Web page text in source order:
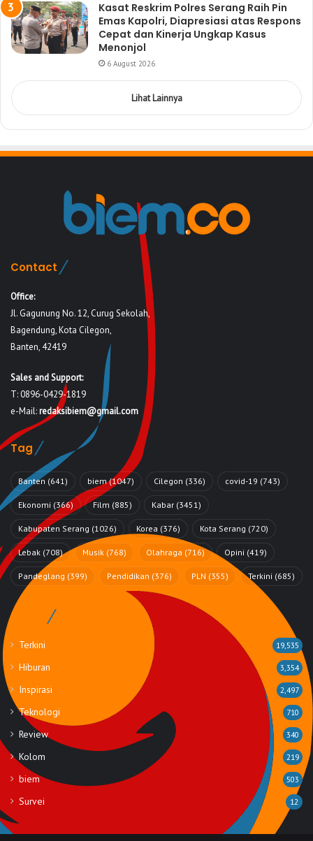
Kasat Reskrim Polres Serang Raih Pin
Emas Kapolri, Diapresiasi atas Respons
Cepat dan Kinerja Ungkap Kasus
Menonjol
6 August 2026
Lihat Lainnya
Contact
Office:
Jl. Gagunung No. 12, Curug Sekolah,
Bagendung, Kota Cilegon,
Banten, 42419
Sales and Support:
T: 0896-0429-1819
e-Mail:redaksibiem@gmail.com
Tag
Banten (641) biem(1047) Cilegon (336) covid-19 (743)
Ekonomi (366) Film (885) Kabar (3451)
Kabupaten Serang (1026) Korea (376) Kota Serang (720)
Lebak (708) Musik (768) Olahraga (716) Opini (419)
Pandeglang (399) Pendidikan (376) PLN (355) Terkini (685)
Rubrik
Terkini 19,535
Hiburan 3,354
Inspirasi 2,497
Teknologi 710
Review 340
Kolom 219
biem 503
Survei 12